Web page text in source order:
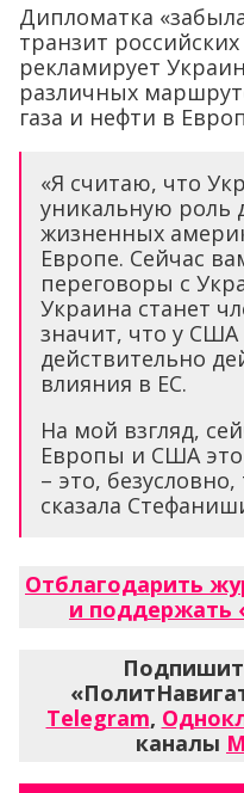
Дипломатка
транзит
рекламирует
различных
газа и нефти в
«Я считаю, что
уникальную роль
жизненных
Европе. Сейчас
переговоры с
Украина станет
значит, что у США
действительно
влияния в ЕС.
На мой взгляд,
Европы и США
– это,
сказала
Отблагодарить
и поддержать
Telegram,
каналы